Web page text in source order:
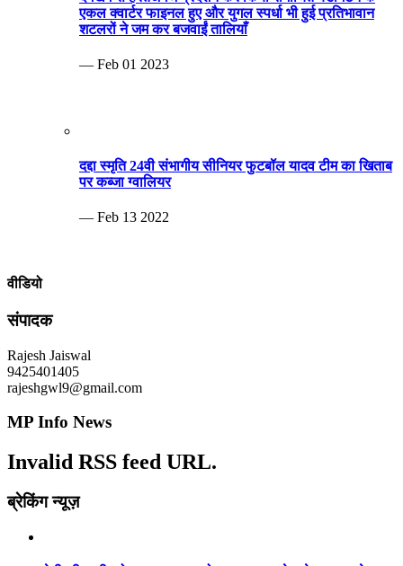
— Feb 13 2022
Rajesh Jaiswal
9425401405
Invalid RSS feed URL.
ब्रेकिंग न्यूज़
बेटी की शादी, चोर घर का ताला तोड़ 20 लाख समेट ले गए.ताऊ के घर
से भी बटोरा माल
—02/10/2022